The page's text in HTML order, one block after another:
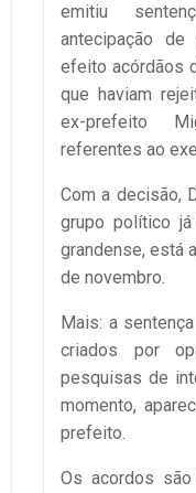
emitiu
antecipação
efeito acórdãos
que haviam
ex-prefeito
referentes ao
Com a decisão,
grupo político
grandense, está
de novembro.
Mais: a
criados por
pesquisas de
momento,
prefeito.
Os acordos